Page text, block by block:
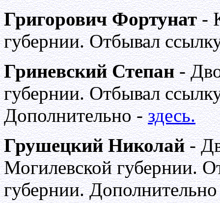
Григорович Фортунат-
губернии. Отбывал
Гриневский Степан-
губернии. Отбывал
Дополнительно -здесь.
Грушецкий Николай-
Могилевской губернии.
губернии.